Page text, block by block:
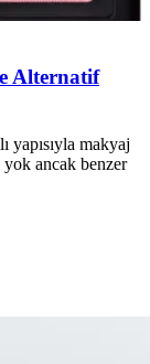
Alternatif
yapısıyla makyaj
ancak benzer